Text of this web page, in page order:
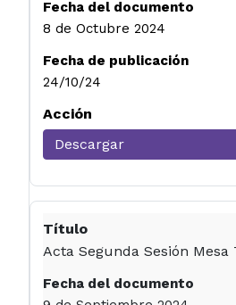
8 de Octubre 2024
24/10/24
Descargar
Acta Segunda Sesión Mesa